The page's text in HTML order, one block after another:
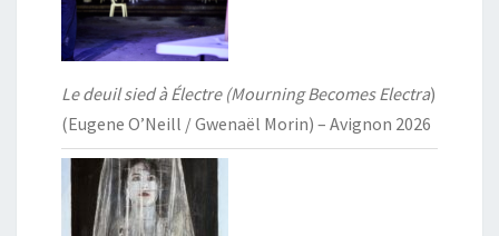
Le deuil sied à Électre (Mourning Becomes Electra)
(Eugene O’Neill / Gwenaël Morin) – Avignon 2026